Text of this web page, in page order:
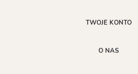
TWOJE KONTO
O NAS